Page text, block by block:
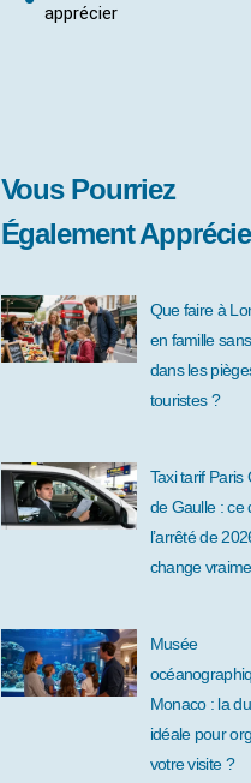
apprécier
Vous Pourriez
Également
Que faire à
en famille
dans les
touristes ?
Taxi tarif Paris
de Gaulle : ce
l’arrêté de
change
Musée
Monaco : la
idéale pour
votre visite ?